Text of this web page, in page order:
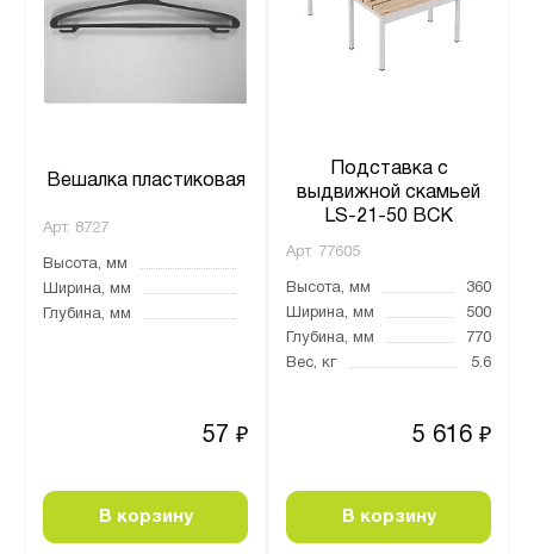
Вешалка пластиковая
Арт. 8727
Высота, мм
Ширина, мм
Глубина, мм
57 ₽
В корзину
Подставка с
выдвижной скамьей
LS-21-50 ВСК
Арт. 77605
Высота, мм
360
Ширина, мм
500
Глубина, мм
770
Вес, кг
5.6
5 616 ₽
В корзину